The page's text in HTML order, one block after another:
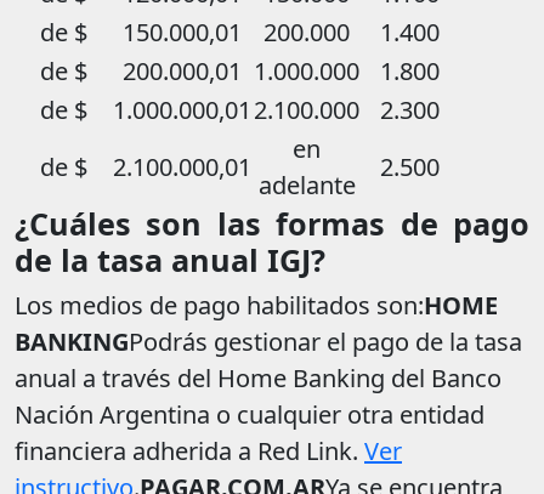
de $
150.000,01 200.000
1.400
de $
200.000,01 1.000.000
1.800
de $
1.000.000,01 2.100.000
2.300
de $
2.100.000,01
en
adelante
2.500
¿Cuáles son las formas de pago
de la tasa anual IGJ?
Los medios de pago habilitados son:HOME
BANKINGPodrás gestionar el pago de la tasa
anual a través del Home Banking del Banco
Nación Argentina o cualquier otra entidad
financiera adherida a Red Link. Ver